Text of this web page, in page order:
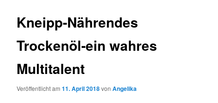
Kneipp-Nährendes
Trockenöl-ein wahres
Multitalent
Veröffentlicht am11. April 2018vonAngelika